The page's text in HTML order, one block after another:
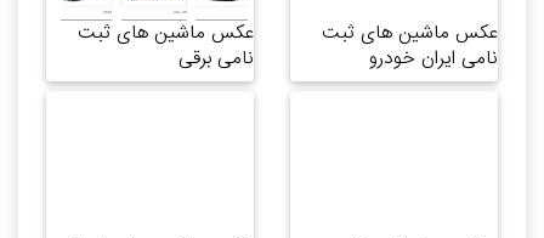
عکس ماشین های ثبت
نامی ایران خودرو
عکس ماشین های ثبت
نامی برقی